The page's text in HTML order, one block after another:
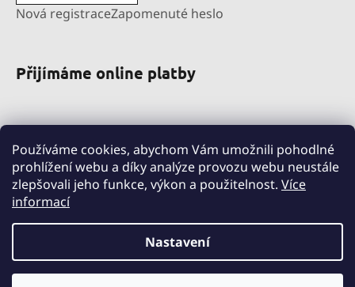
Používáme cookies, abychom Vám umožnili pohodlné
prohlížení webu a díky analýze provozu webu neustále
zlepšovali jeho funkce, výkon a použitelnost. Více
informací
Nastavení
Nová registraceZapomenuté heslo
Přijímáme online platby
nahradniplneni.duko.eu
detske-obleceni-duko.cz